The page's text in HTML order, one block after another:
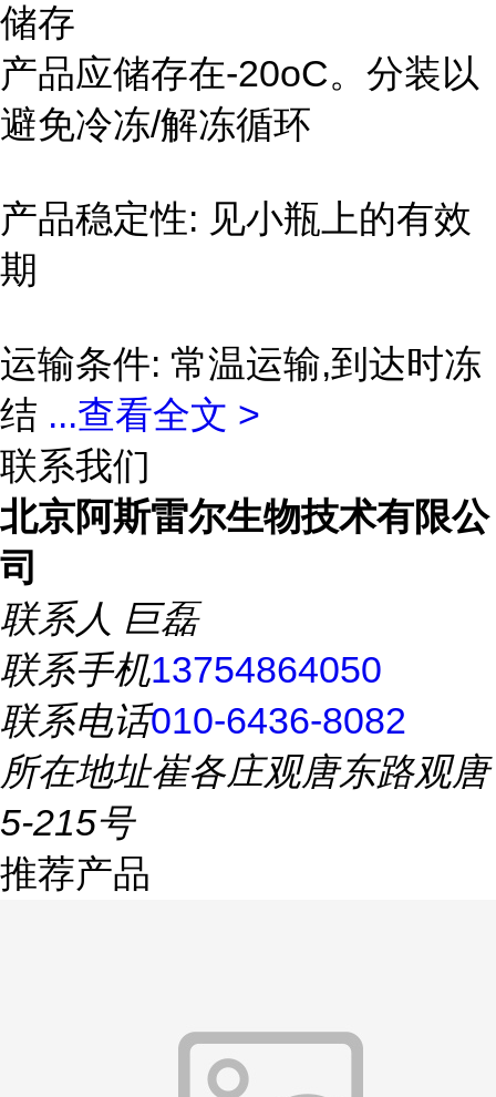
储存
产品应储存在-20oC。分装以
避免冷冻/解冻循环
产品稳定性: 见小瓶上的有效
期
运输条件: 常温运输,到达时冻
结 ...查看全文 >
联系我们
北京阿斯雷尔生物技术有限公
司
联系人 巨磊
联系手机13754864050
联系电话010-6436-8082
所在地址崔各庄观唐东路观唐
5-215号
推荐产品